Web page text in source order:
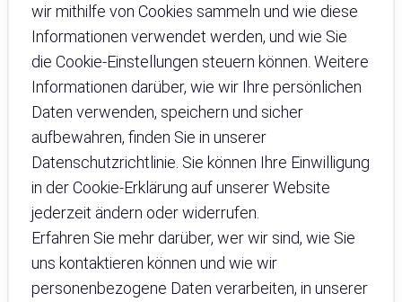
wir mithilfe von Cookies sammeln und wie diese
Informationen verwendet werden, und wie Sie
die Cookie-Einstellungen steuern können. Weitere
Informationen darüber, wie wir Ihre persönlichen
Daten verwenden, speichern und sicher
aufbewahren, finden Sie in unserer
Datenschutzrichtlinie. Sie können Ihre Einwilligung
in der Cookie-Erklärung auf unserer Website
jederzeit ändern oder widerrufen.
Erfahren Sie mehr darüber, wer wir sind, wie Sie
uns kontaktieren können und wie wir
personenbezogene Daten verarbeiten, in unserer